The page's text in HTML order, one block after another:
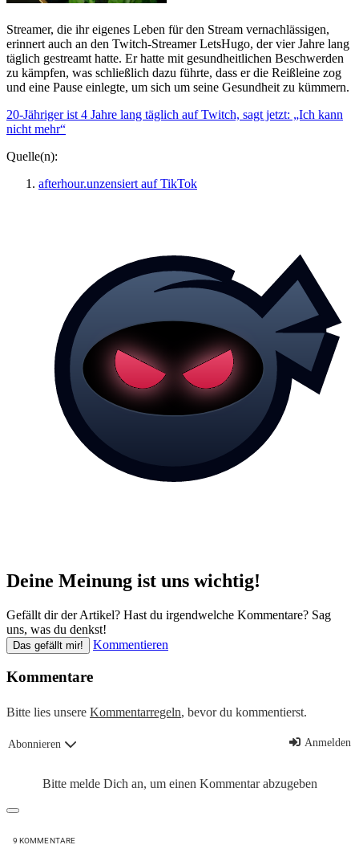
Streamer, die ihr eigenes Leben für den Stream vernachlässigen,
erinnert auch an den Twitch-Streamer LetsHugo, der vier Jahre lang
täglich gestreamt hatte. Er hatte mit gesundheitlichen Beschwerden
zu kämpfen, was schließlich dazu führte, dass er die Reißleine zog
und eine Pause einlegte, um sich um seine Gesundheit zu kümmern.
20-Jähriger ist 4 Jahre lang täglich auf Twitch, sagt jetzt: „Ich kann
nicht mehr“
Quelle(n):
afterhour.unzensiert auf TikTok
Deine Meinung ist uns wichtig!
Gefällt dir der Artikel? Hast du irgendwelche Kommentare? Sag
uns, was du denkst!
Das gefällt mir! Kommentieren
Kommentare
Bitte lies unsere Kommentarregeln, bevor du kommentierst.
Abonnieren Anmelden
Bitte melde Dich an, um einen Kommentar abzugeben
9 KOMMENTARE